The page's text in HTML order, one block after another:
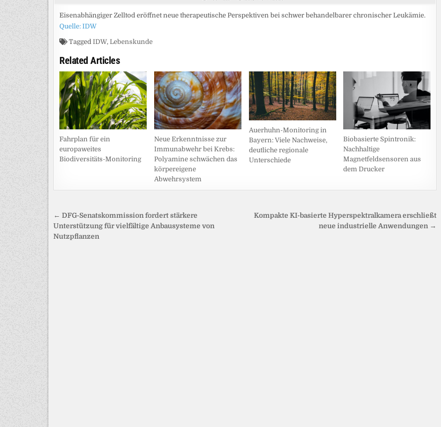
Eisenabhängiger Zelltod eröffnet neue therapeutische Perspektiven bei schwer behandelbarer chronischer Leukämie.
Quelle: IDW
Tagged IDW, Lebenskunde
Related Articles
Fahrplan für ein
europaweites
Biodiversitäts-Monitoring
Neue Erkenntnisse zur
Immunabwehr bei Krebs:
Polyamine schwächen das
körpereigene
Abwehrsystem
Auerhuhn-Monitoring in
Bayern: Viele Nachweise,
deutliche regionale
Unterschiede
Biobasierte Spintronik:
Nachhaltige
Magnetfeldsensoren aus
dem Drucker
Beitragsnavigation
Kompakte KI-basierte Hyperspektralkamera erschließt
neue industrielle Anwendungen →
← DFG-Senatskommission fordert stärkere
Unterstützung für vielfältige Anbausysteme von
Nutzpflanzen